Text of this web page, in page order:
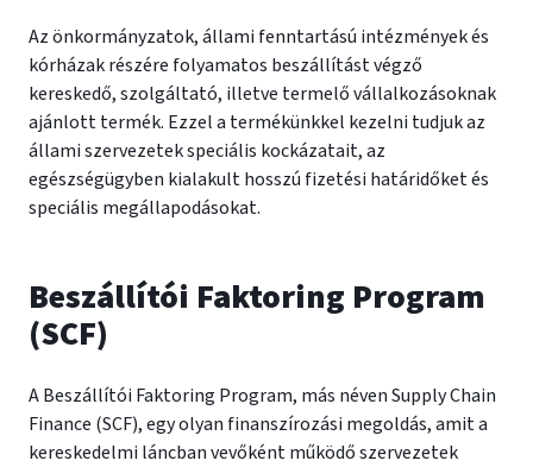
Az önkormányzatok, állami fenntartású intézmények és
kórházak részére folyamatos beszállítást végző
kereskedő, szolgáltató, illetve termelő vállalkozásoknak
ajánlott termék. Ezzel a termékünkkel kezelni tudjuk az
állami szervezetek speciális kockázatait, az
egészségügyben kialakult hosszú fizetési határidőket és
speciális megállapodásokat.
Beszállítói Faktoring Program
(SCF)
A Beszállítói Faktoring Program, más néven Supply Chain
Finance (SCF), egy olyan finanszírozási megoldás, amit a
kereskedelmi láncban vevőként működő szervezetek